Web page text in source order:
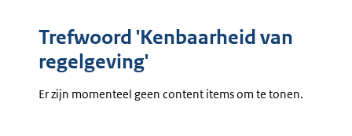
Trefwoord 'Kenbaarheid van
regelgeving'
Er zijn momenteel geen content items om te tonen.